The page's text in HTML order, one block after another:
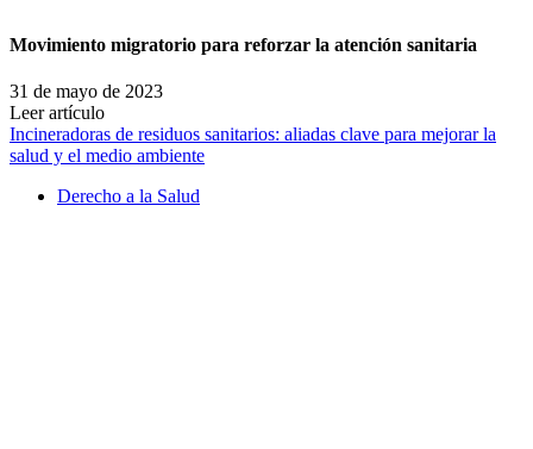
Movimiento migratorio para reforzar la atención sanitaria
31 de mayo de 2023
Leer artículo
Incineradoras de residuos sanitarios: aliadas clave para mejorar la
salud y el medio ambiente
Derecho a la Salud